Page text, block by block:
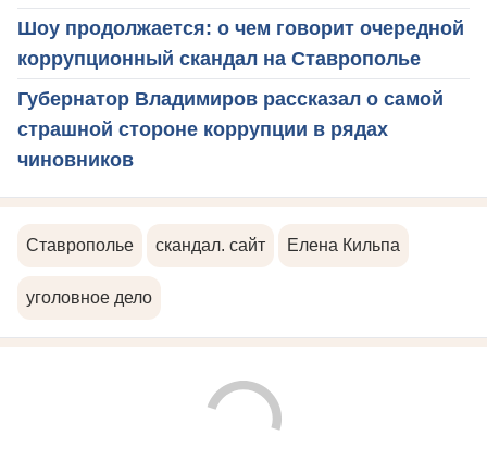
Шоу продолжается: о чем говорит очередной
коррупционный скандал на Ставрополье
Губернатор Владимиров рассказал о самой
страшной стороне коррупции в рядах
чиновников
Ставрополье скандал. сайт Елена Кильпа
уголовное дело